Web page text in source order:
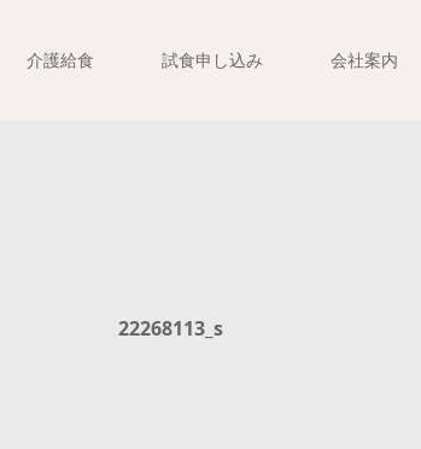
介護給食 試食申し込み 会社案内
22268113_s